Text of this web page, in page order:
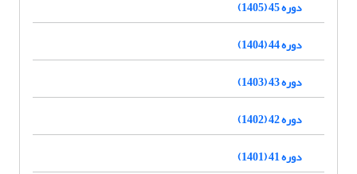
دوره 45 (1405)
دوره 44 (1404)
دوره 43 (1403)
دوره 42 (1402)
دوره 41 (1401)